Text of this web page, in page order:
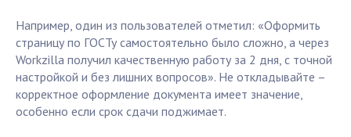
Например, один из пользователей отметил: «Оформить
страницу по ГОСТу самостоятельно было сложно, а через
Workzilla получил качественную работу за 2 дня, с точной
настройкой и без лишних вопросов». Не откладывайте –
корректное оформление документа имеет значение,
особенно если срок сдачи поджимает.